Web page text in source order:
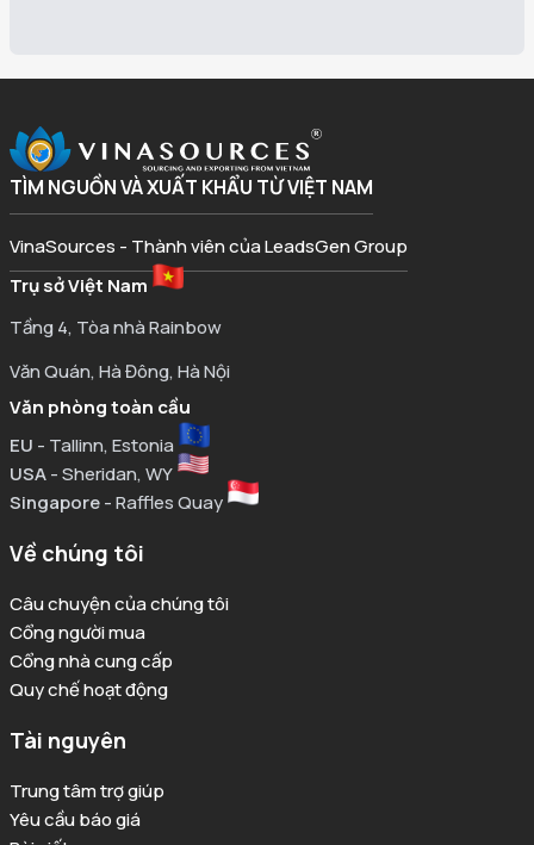
TÌM NGUỒN VÀ XUẤT KHẨU TỪ VIỆT NAM
VinaSources - Thành viên của LeadsGen Group
Trụ sở Việt Nam
Tầng 4, Tòa nhà Rainbow
Văn Quán, Hà Đông, Hà Nội
Văn phòng toàn cầu
EU - Tallinn, Estonia
USA- Sheridan, WY
Singapore- Raffles Quay
Về chúng tôi
Câu chuyện của chúng tôi
Cổng người mua
Cổng nhà cung cấp
Quy chế hoạt động
Tài nguyên
Trung tâm trợ giúp
Yêu cầu báo giá